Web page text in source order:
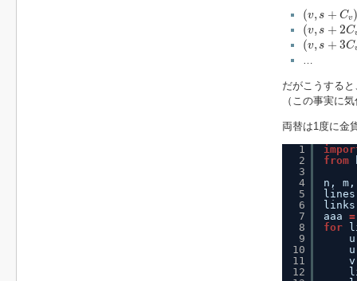
(v,s + Cv )
(v C v)
(v,s + 2C
(v ,s 2 Cv)
(v,s + 3C
(v ,s 3 Cv)
だがこうする
（この事実に
両替は1度に金
1
2
3
4
5
6
7
8
9
10
11
12
from
n,
aaa =
for